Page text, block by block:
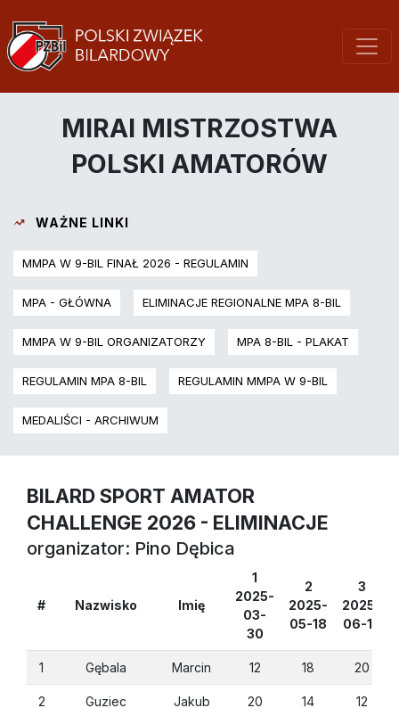
MIRAI MISTRZOSTWA
POLSKI AMATORÓW
WAŻNE LINKI
MMPA W 9-BIL FINAŁ 2026 - REGULAMIN
MPA - GŁÓWNA ELIMINACJE REGIONALNE MPA 8-BIL
MMPA W 9-BIL ORGANIZATORZY MPA 8-BIL - PLAKAT
REGULAMIN MPA 8-BIL REGULAMIN MMPA W 9-BIL
MEDALIŚCI - ARCHIWUM
BILARD SPORT AMATOR
CHALLENGE 2026 - ELIMINACJE
organizator: Pino Dębica
# Nazwisko Imię
1
2025-
03-
30
2
2025-
05-18
3
2025-
06-15
1 Gębala Marcin 12 18 20
2 Guziec Jakub 20 14 12